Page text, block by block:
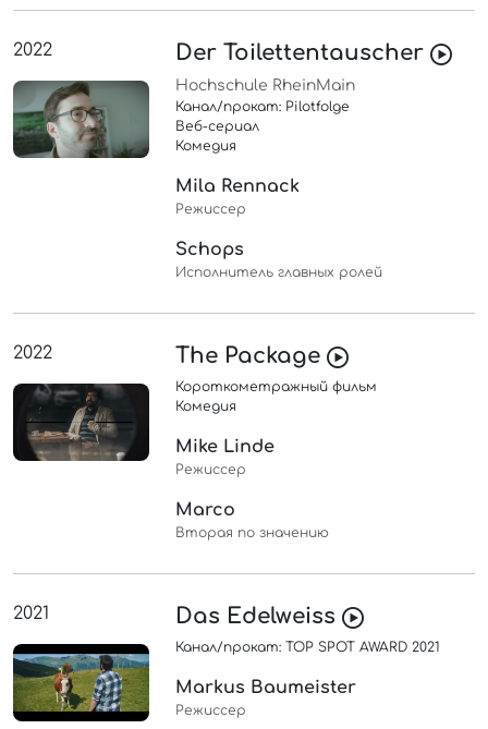
2022 Der Toilettentauscher
Hochschule RheinMain
Канал/прокат: Pilotfolge
Веб-сериал
Комедия
Mila Rennack
Режиссер
Schops
Исполнитель главных ролей
2022 The Package
Короткометражный фильм
Комедия
Mike Linde
Режиссер
Marco
Вторая по значению
2021 Das Edelweiss
Канал/прокат: TOP SPOT AWARD 2021
Markus Baumeister
Режиссер